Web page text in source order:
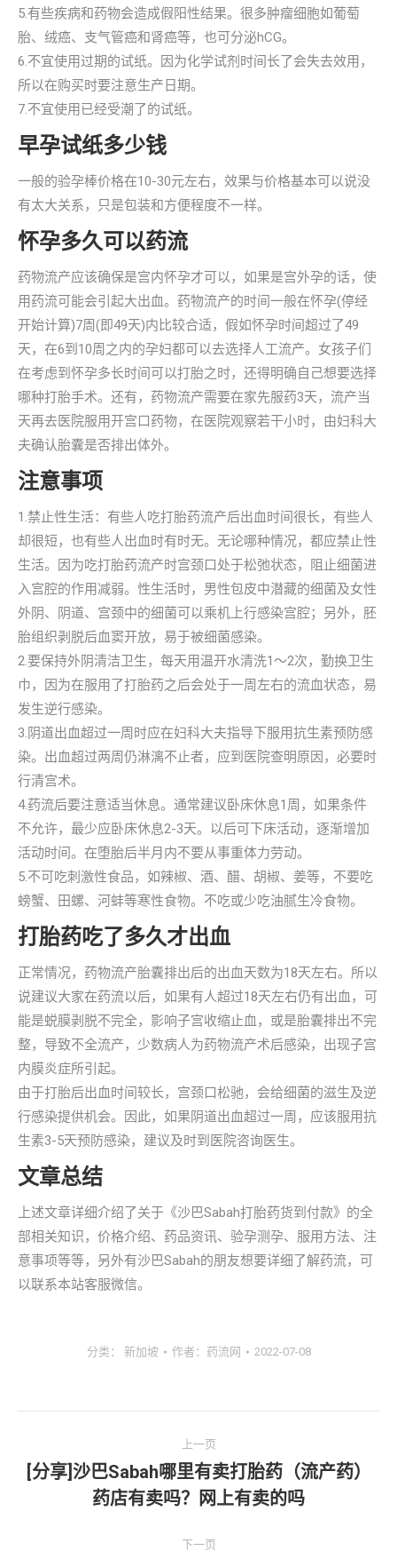
5.有些疾病和药物会造成假阳性结果。很多肿瘤细胞如葡萄
胎、绒癌、支气管癌和肾癌等，也可分泌hCG。
6.不宜使用过期的试纸。因为化学试剂时间长了会失去效用，
所以在购买时要注意生产日期。
7.不宜使用已经受潮了的试纸。
早孕试纸多少钱
一般的验孕棒价格在10-30元左右，效果与价格基本可以说没
有太大关系，只是包装和方便程度不一样。
怀孕多久可以药流
药物流产应该确保是宫内怀孕才可以，如果是宫外孕的话，使
用药流可能会引起大出血。药物流产的时间一般在怀孕(停经
开始计算)7周(即49天)内比较合适，假如怀孕时间超过了49
天，在6到10周之内的孕妇都可以去选择人工流产。女孩子们
在考虑到怀孕多长时间可以打胎之时，还得明确自己想要选择
哪种打胎手术。还有，药物流产需要在家先服药3天，流产当
天再去医院服用开宫口药物，在医院观察若干小时，由妇科大
夫确认胎囊是否排出体外。
注意事项
1.禁止性生活：有些人吃打胎药流产后出血时间很长，有些人
却很短，也有些人出血时有时无。无论哪种情况，都应禁止性
生活。因为吃打胎药流产时宫颈口处于松弛状态，阻止细菌进
入宫腔的作用减弱。性生活时，男性包皮中潜藏的细菌及女性
外阴、阴道、宫颈中的细菌可以乘机上行感染宫腔；另外，胚
胎组织剥脱后血窦开放，易于被细菌感染。
2.要保持外阴清洁卫生，每天用温开水清洗1～2次，勤换卫生
巾，因为在服用了打胎药之后会处于一周左右的流血状态，易
发生逆行感染。
3.阴道出血超过一周时应在妇科大夫指导下服用抗生素预防感
染。出血超过两周仍淋漓不止者，应到医院查明原因，必要时
行清宫术。
4.药流后要注意适当休息。通常建议卧床休息1周，如果条件
不允许，最少应卧床休息2-3天。以后可下床活动，逐渐增加
活动时间。在堕胎后半月内不要从事重体力劳动。
5.不可吃刺激性食品，如辣椒、酒、醋、胡椒、姜等，不要吃
螃蟹、田螺、河蚌等寒性食物。不吃或少吃油腻生冷食物。
打胎药吃了多久才出血
正常情况，药物流产胎囊排出后的出血天数为18天左右。所以
说建议大家在药流以后，如果有人超过18天左右仍有出血，可
能是蜕膜剥脱不完全，影响子宫收缩止血，或是胎囊排出不完
整，导致不全流产，少数病人为药物流产术后感染，出现子宫
内膜炎症所引起。
由于打胎后出血时间较长，宫颈口松驰，会给细菌的滋生及逆
行感染提供机会。因此，如果阴道出血超过一周，应该服用抗
生素3-5天预防感染，建议及时到医院咨询医生。
文章总结
上述文章详细介绍了关于《沙巴Sabah打胎药货到付款》的全
部相关知识，价格介绍、药品资讯、验孕测孕、服用方法、注
意事项等等，另外有沙巴Sabah的朋友想要详细了解药流，可
以联系本站客服微信。
分类： 新加坡 作者： 药流网 2022-07-08
章
上一页
上
一
[分享]沙巴Sabah哪里有卖打胎药（流产药）
药店有卖吗？网上有卖的吗
下一页